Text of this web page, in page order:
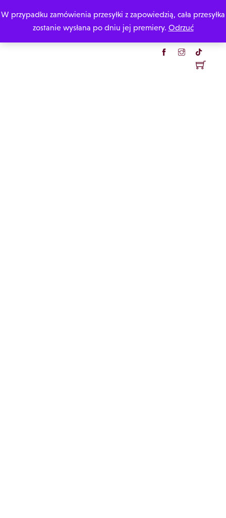
to
W przypadku zamówienia przesyłki z zapowiedzią, cała przesyłka
zostanie wysłana po dniu jej premiery. Odrzuć
Katarzyna Rzepecka
Menu